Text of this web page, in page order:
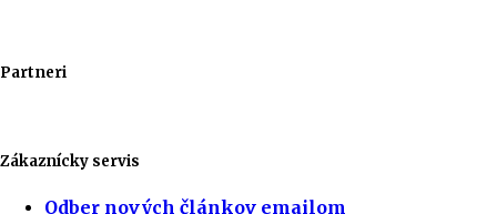
Partneri
Zákaznícky servis
Odber nových článkov emailom